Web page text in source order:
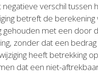
verschil
betreft de
met een door
zonder dat een
heeft betrekking
dat een niet-